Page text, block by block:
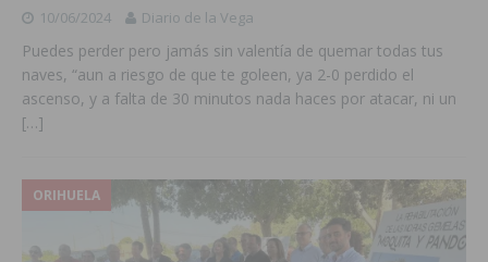
10/06/2024 Diario de la Vega
Puedes perder pero jamás sin valentía de quemar todas tus
naves, “aun a riesgo de que te goleen, ya 2-0 perdido el
ascenso, y a falta de 30 minutos nada haces por atacar, ni un
[…]
ORIHUELA